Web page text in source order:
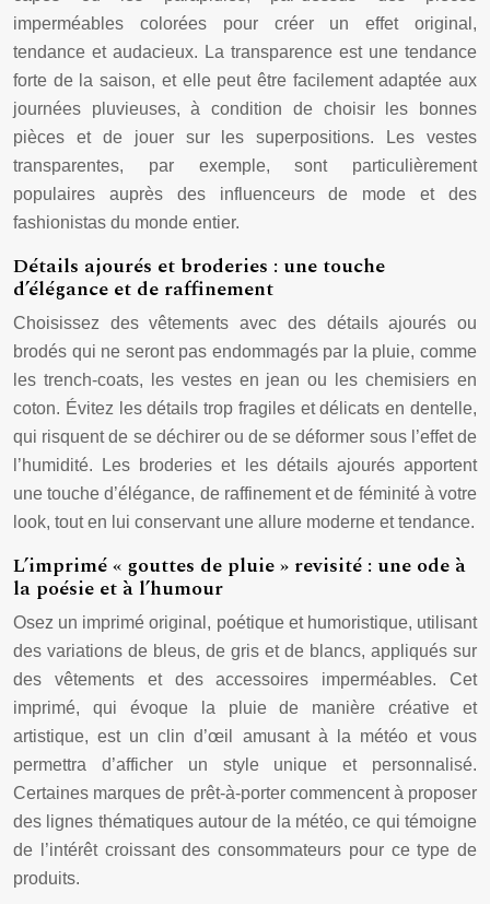
imperméables colorées pour créer un effet original,
tendance et audacieux. La transparence est une tendance
forte de la saison, et elle peut être facilement adaptée aux
journées pluvieuses, à condition de choisir les bonnes
pièces et de jouer sur les superpositions. Les vestes
transparentes, par exemple, sont particulièrement
populaires auprès des influenceurs de mode et des
fashionistas du monde entier.
Détails ajourés et broderies : une touche
d’élégance et de raffinement
Choisissez des vêtements avec des détails ajourés ou
brodés qui ne seront pas endommagés par la pluie, comme
les trench-coats, les vestes en jean ou les chemisiers en
coton. Évitez les détails trop fragiles et délicats en dentelle,
qui risquent de se déchirer ou de se déformer sous l’effet de
l’humidité. Les broderies et les détails ajourés apportent
une touche d’élégance, de raffinement et de féminité à votre
look, tout en lui conservant une allure moderne et tendance.
L’imprimé « gouttes de pluie » revisité : une ode à
la poésie et à l’humour
Osez un imprimé original, poétique et humoristique, utilisant
des variations de bleus, de gris et de blancs, appliqués sur
des vêtements et des accessoires imperméables. Cet
imprimé, qui évoque la pluie de manière créative et
artistique, est un clin d’œil amusant à la météo et vous
permettra d’afficher un style unique et personnalisé.
Certaines marques de prêt-à-porter commencent à proposer
des lignes thématiques autour de la météo, ce qui témoigne
de l’intérêt croissant des consommateurs pour ce type de
produits.